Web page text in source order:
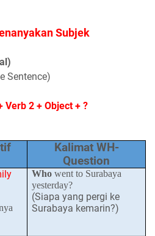
Subjek
Sentence)
Verb 2 + Object + ?
Kalimat WH-
Question
Who went to Surabaya
yesterday?
(Siapa yang pergi ke
Surabaya kemarin?)